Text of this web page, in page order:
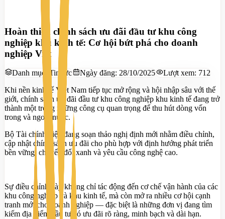
Hoàn thiện chính sách ưu đãi đầu tư khu công
nghiệp khu kinh tế: Cơ hội bứt phá cho doanh
nghiệp Việt
Danh mục: Tin tức Ngày đăng: 28/10/2025 Lượt xem: 712
Khi nền kinh tế Việt Nam tiếp tục mở rộng và hội nhập sâu với thế
giới, chính sách ưu đãi đầu tư khu công nghiệp khu kinh tế đang trở
thành một trong những công cụ quan trọng để thu hút dòng vốn
trong và ngoài nước.
Bộ Tài chính hiện đang soạn thảo nghị định mới nhằm điều chỉnh,
cập nhật chính sách ưu đãi cho phù hợp với định hướng phát triển
bền vững, chuyển đổi xanh và yêu cầu công nghệ cao.
Sự điều chỉnh này không chỉ tác động đến cơ chế vận hành của các
khu công nghiệp và khu kinh tế, mà còn mở ra nhiều cơ hội cạnh
tranh mới cho doanh nghiệp — đặc biệt là những đơn vị đang tìm
kiếm địa điểm đầu tư có ưu đãi rõ ràng, minh bạch và dài hạn.